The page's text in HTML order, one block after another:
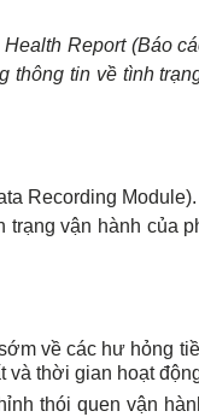
Report (Báo
thông tin về tình
Recording
trạng vận hành của
về các hư hỏng
thời gian hoạt
thói quen vận